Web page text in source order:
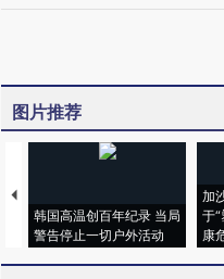
图片推荐
韩国高温创百年纪录 当局
警告停止一切户外活动
加
于
康